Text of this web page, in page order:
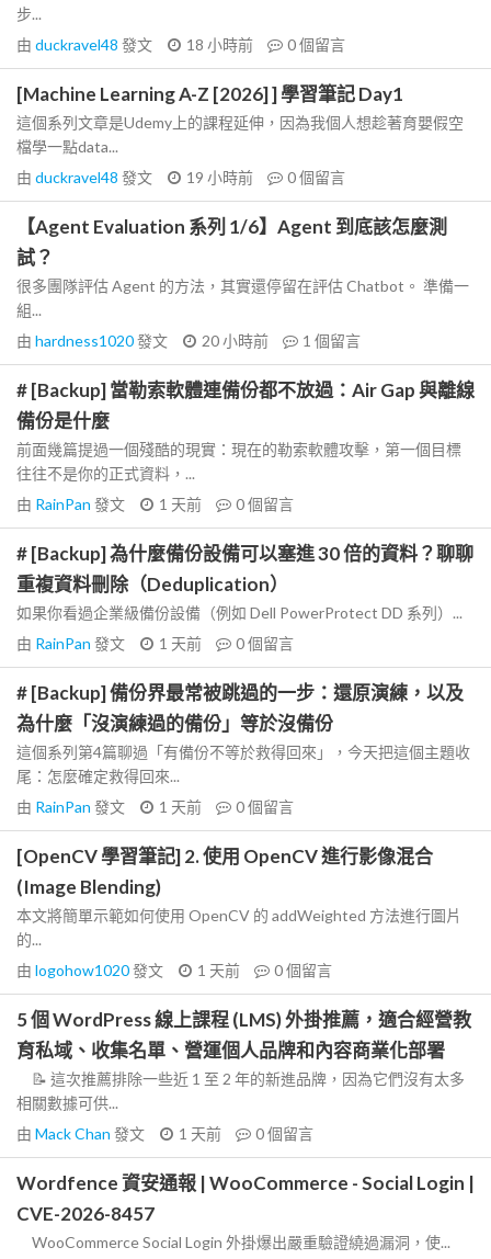
步...
由 duckravel48 發文 18 小時前 0個留言
[Machine Learning A-Z [2026] ] 學習筆記 Day1
這個系列文章是Udemy上的課程延伸，因為我個人想趁著育嬰假空
檔學一點data...
由 duckravel48 發文 19 小時前 0個留言
【Agent Evaluation 系列 1/6】Agent 到底該怎麼測
試？
很多團隊評估 Agent 的方法，其實還停留在評估 Chatbot。 準備一
組...
由 hardness1020發文 20 小時前 1 個留言
# [Backup] 當勒索軟體連備份都不放過：Air Gap 與離線
備份是什麼
前面幾篇提過一個殘酷的現實：現在的勒索軟體攻擊，第一個目標
往往不是你的正式資料，...
由 RainPan 發文 1 天前 0個留言
# [Backup] 為什麼備份設備可以塞進 30 倍的資料？聊聊
重複資料刪除（Deduplication）
如果你看過企業級備份設備（例如 Dell PowerProtect DD 系列）...
由 RainPan 發文 1 天前 0個留言
# [Backup] 備份界最常被跳過的一步：還原演練，以及
為什麼「沒演練過的備份」等於沒備份
這個系列第4篇聊過「有備份不等於救得回來」，今天把這個主題收
尾：怎麼確定救得回來...
由 RainPan 發文 1 天前 0個留言
[OpenCV 學習筆記] 2. 使用 OpenCV 進行影像混合
(Image Blending)
本文將簡單示範如何使用 OpenCV 的 addWeighted 方法進行圖片
的...
由 logohow1020發文 1 天前 0個留言
5 個 WordPress 線上課程 (LMS) 外掛推薦，適合經營教
育私域、收集名單、營運個人品牌和內容商業化部署
📝 這次推薦排除一些近 1 至 2 年的新進品牌，因為它們沒有太多
相關數據可供...
由 Mack Chan 發文 1 天前 0個留言
Wordfence 資安通報 | WooCommerce - Social Login |
CVE-2026-8457
WooCommerce Social Login 外掛爆出嚴重驗證繞過漏洞，使...